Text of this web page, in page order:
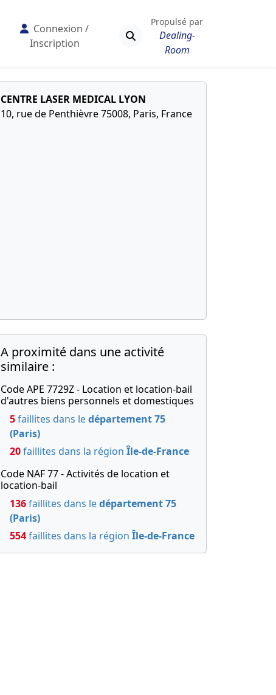
Connexion /
Inscription
Propulsé par
Dealing-
Room
CENTRE LASER MEDICAL LYON
10, rue de Penthièvre 75008, Paris, France
A proximité dans une activité
similaire :
Code APE 7729Z - Location et location-bail
d'autres biens personnels et domestiques
5faillites dans ledépartement 75
(Paris)
20faillites dans la région Île-de-France
Code NAF 77 - Activités de location et
location-bail
136faillites dans ledépartement 75
(Paris)
554faillites dans la région Île-de-France